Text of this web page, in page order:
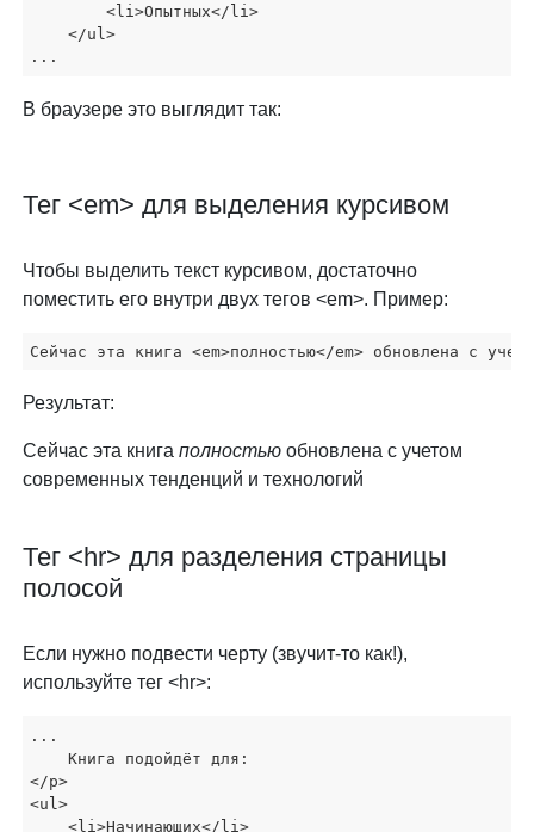
        <li>Опытных</li>
    </ul>
...
В браузере это выглядит так:
Тег <em> для выделения курсивом
Чтобы выделить текст курсивом, достаточно
поместить его внутри двух тегов <em>. Пример:
Сейчас эта книга <em>полностью</em> обновлена с
Результат:
Сейчас эта книга полностью обновлена с учетом
современных тенденций и технологий
Тег <hr> для разделения страницы
полосой
Если нужно подвести черту (звучит-то как!),
используйте тег <hr>:
...
    Книга подойдёт для:
</p>
<ul>
    <li>Начинающих</li>